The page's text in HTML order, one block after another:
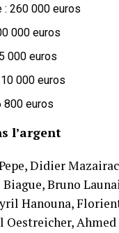
: 260 000 euros
000 euros
000 euros
000 euros
800 euros
l’argent
Didier
Bruno
Hanouna,